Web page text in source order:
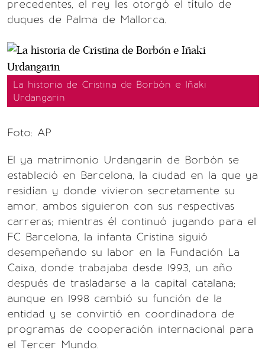
precedentes, el rey les otorgó el título de
duques de Palma de Mallorca.
La historia de Cristina de Borbón e Iñaki
Urdangarin
Foto: AP
El ya matrimonio Urdangarin de Borbón se
estableció en Barcelona, la ciudad en la que ya
residían y donde vivieron secretamente su
amor, ambos siguieron con sus respectivas
carreras; mientras él continuó jugando para el
FC Barcelona, la infanta Cristina siguió
desempeñando su labor en la Fundación La
Caixa, donde trabajaba desde 1993, un año
después de trasladarse a la capital catalana;
aunque en 1998 cambió su función de la
entidad y se convirtió en coordinadora de
programas de cooperación internacional para
el Tercer Mundo.